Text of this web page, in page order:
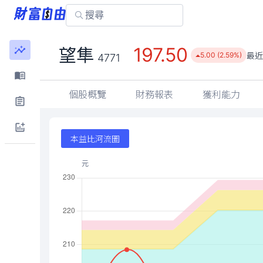
望隼 4771 197.50 5.00 (2.59%) 最
個股概覽 財務報表 獲利能力
本益比河流圖